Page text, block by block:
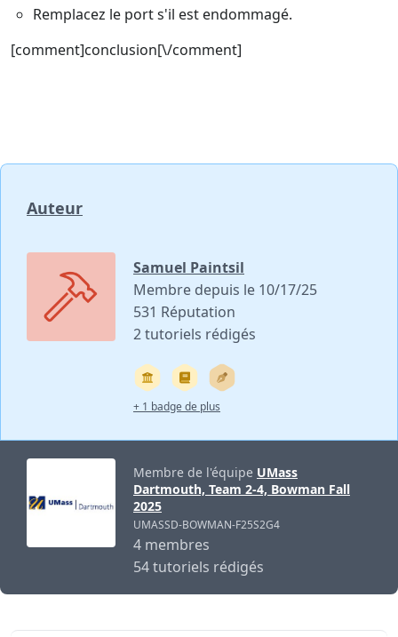
Remplacez le port s'il est endommagé.
[comment]conclusion[\/comment]
Auteur
Samuel Paintsil
Membre depuis le 10/17/25
531 Réputation
2 tutoriels rédigés
+ 1 badge de plus
Membre de l'équipe UMass
Dartmouth, Team 2-4, Bowman Fall
2025
UMASSD-BOWMAN-F25S2G4
4 membres
54 tutoriels rédigés